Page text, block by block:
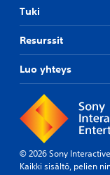
Tuki
Resurssit
Luo yhteys
© 2026 Sony
Kaikki sisältö, pelien